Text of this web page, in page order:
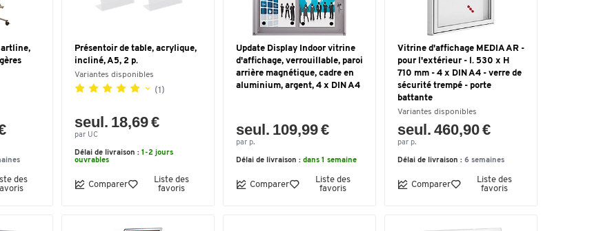
artline,
des
Présentoir de table, acrylique,
incliné, A5, 2 p.
Variantes disponibles
(1)
seul. 18,69 €
par UC
Délai de livraison : 1-2 jours
ouvrables
Comparer
Liste des
favoris
Update Display Indoor vitrine
d'affichage, verrouillable, paroi
arrière magnétique, cadre en
aluminium, argent, 4 x DIN A4
seul. 109,99 €
par p.
Délai de livraison : dans 1 semaine
Comparer
Liste des
favoris
Vitrine d'affichage MEDIA AR -
pour l'extérieur - l. 530 x H
710 mm - 4 x DIN A4 - verre de
sécurité trempé - porte
battante
Variantes disponibles
seul. 460,90 €
par p.
Délai de livraison : 6 semaines
Comparer
Liste des
favoris